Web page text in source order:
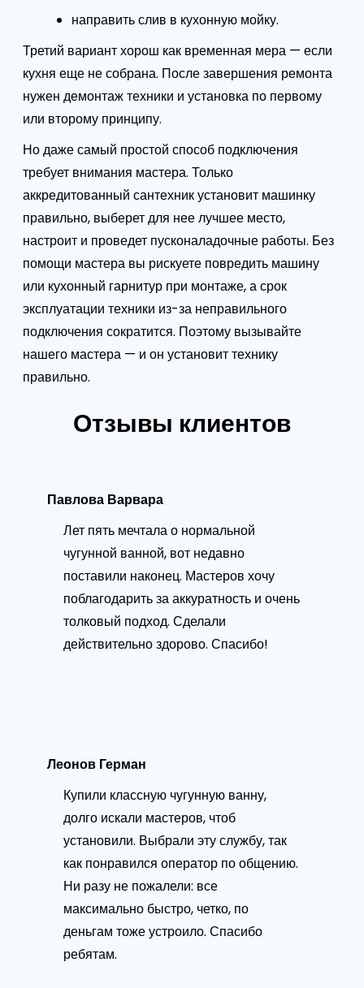
направить слив в кухонную мойку.
Третий вариант хорош как временная мера — если
кухня еще не собрана. После завершения ремонта
нужен демонтаж техники и установка по первому
или второму принципу.
Но даже самый простой способ подключения
требует внимания мастера. Только
аккредитованный сантехник установит машинку
правильно, выберет для нее лучшее место,
настроит и проведет пусконаладочные работы. Без
помощи мастера вы рискуете повредить машину
или кухонный гарнитур при монтаже, а срок
эксплуатации техники из-за неправильного
подключения сократится. Поэтому вызывайте
нашего мастера — и он установит технику
правильно.
Отзывы клиентов
Павлова Варвара
Лет пять мечтала о нормальной
чугунной ванной, вот недавно
поставили наконец. Мастеров хочу
поблагодарить за аккуратность и очень
толковый подход. Сделали
действительно здорово. Спасибо!
Леонов Герман
Купили классную чугунную ванну,
долго искали мастеров, чтоб
установили. Выбрали эту службу, так
как понравился оператор по общению.
Ни разу не пожалели: все
максимально быстро, четко, по
деньгам тоже устроило. Спасибо
ребятам.